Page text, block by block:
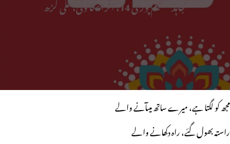
مجاہدؔ لکھیم پوری 14، اقراء کالونی، علی گڑھ
مجھ کو لگتا ہے، میرے ساتھ میںآنے والے
راستہ بھول گئے، راہ دکھانے والے